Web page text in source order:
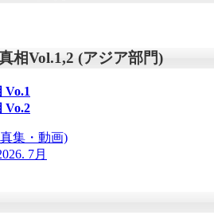
相Vol.1,2 (アジア部門)
Vo.1
Vo.2
集・動画)
7月